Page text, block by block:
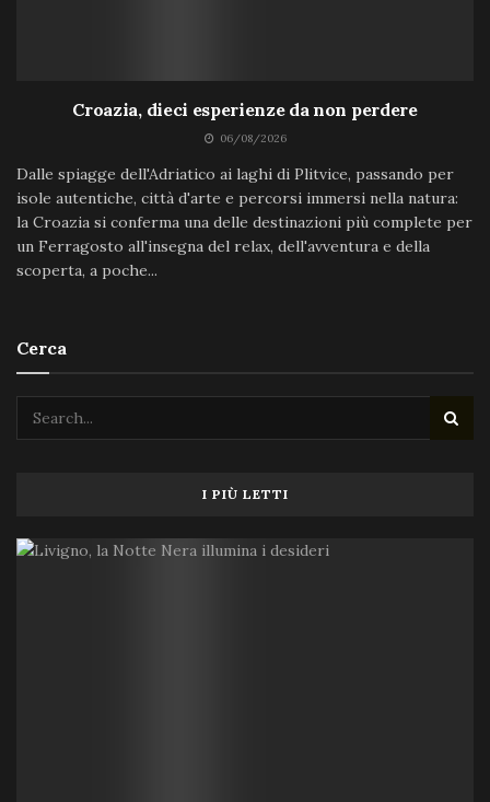
Croazia, dieci esperienze da non perdere
06/08/2026
Dalle spiagge dell'Adriatico ai laghi di Plitvice, passando per
isole autentiche, città d'arte e percorsi immersi nella natura:
la Croazia si conferma una delle destinazioni più complete per
un Ferragosto all'insegna del relax, dell'avventura e della
scoperta, a poche...
Cerca
I PIÙ LETTI